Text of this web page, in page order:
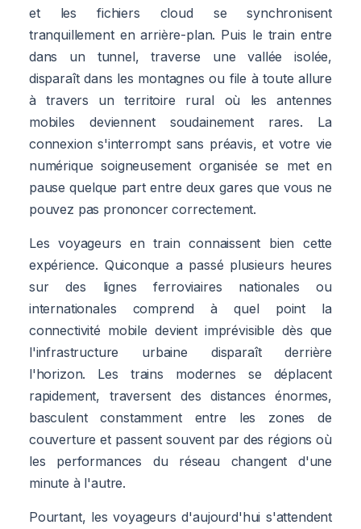
et les fichiers cloud se synchronisent
tranquillement en arrière-plan. Puis le train entre
dans un tunnel, traverse une vallée isolée,
disparaît dans les montagnes ou file à toute allure
à travers un territoire rural où les antennes
mobiles deviennent soudainement rares. La
connexion s'interrompt sans préavis, et votre vie
numérique soigneusement organisée se met en
pause quelque part entre deux gares que vous ne
pouvez pas prononcer correctement.
Les voyageurs en train connaissent bien cette
expérience. Quiconque a passé plusieurs heures
sur des lignes ferroviaires nationales ou
internationales comprend à quel point la
connectivité mobile devient imprévisible dès que
l'infrastructure urbaine disparaît derrière
l'horizon. Les trains modernes se déplacent
rapidement, traversent des distances énormes,
basculent constamment entre les zones de
couverture et passent souvent par des régions où
les performances du réseau changent d'une
minute à l'autre.
Pourtant, les voyageurs d'aujourd'hui s'attendent